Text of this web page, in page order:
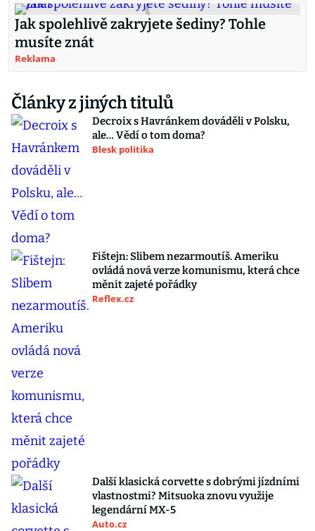
Jak spolehlivě zakryjete šediny? Tohle
musíte znát
Reklama
Články z jiných titulů
Decroix s Havránkem dováděli v Polsku,
ale… Vědí o tom doma?
Blesk politika
Fištejn: Slibem nezarmoutíš. Ameriku
ovládá nová verze komunismu, která chce
měnit zajeté pořádky
Reflex.cz
Další klasická corvette s dobrými jízdními
vlastnostmi? Mitsuoka znovu využije
legendární MX-5
Auto.cz